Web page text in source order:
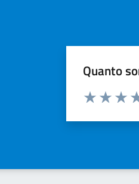
Quanto
Valuta da 1 a 5